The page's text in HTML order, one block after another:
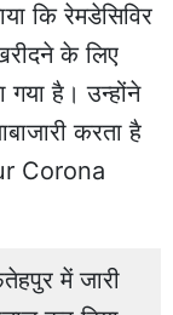
कि रेमडेसिविर
के लिए
गया है। उन्होंने
करता है
Corona
में जारी